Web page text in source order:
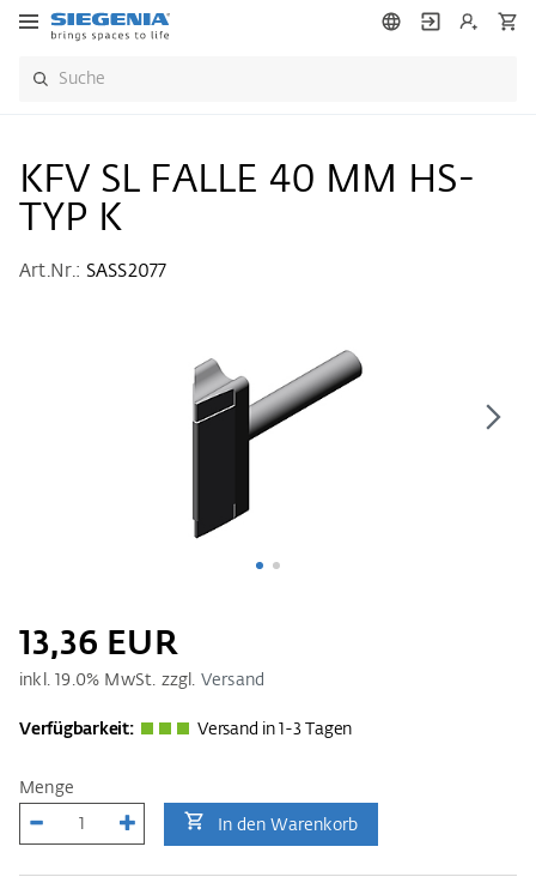
KFV SL FALLE 40 MM HS-
TYP K
Art.Nr.: SASS2077
13,36 EUR
inkl. 19.0% MwSt. zzgl. Versand
Verfügbarkeit: Versand in 1-3 Tagen
Menge
In den Warenkorb